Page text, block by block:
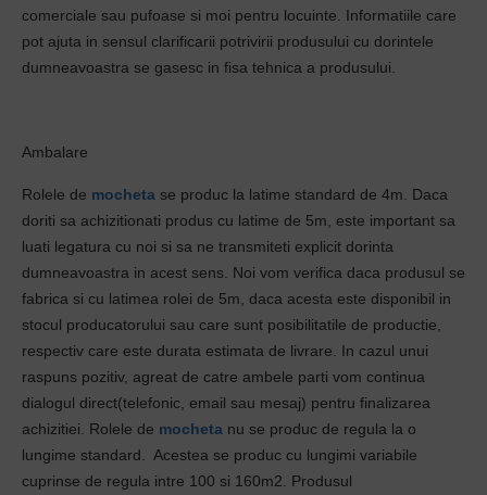
comerciale sau pufoase si moi pentru locuinte. Informatiile care
pot ajuta in sensul clarificarii potrivirii produsului cu dorintele
dumneavoastra se gasesc in fisa tehnica a produsului.
Ambalare
Rolele de mocheta se produc la latime standard de 4m. Daca
doriti sa achizitionati produs cu latime de 5m, este important sa
luati legatura cu noi si sa ne transmiteti explicit dorinta
dumneavoastra in acest sens. Noi vom verifica daca produsul se
fabrica si cu latimea rolei de 5m, daca acesta este disponibil in
stocul producatorului sau care sunt posibilitatile de productie,
respectiv care este durata estimata de livrare. In cazul unui
raspuns pozitiv, agreat de catre ambele parti vom continua
dialogul direct(telefonic, email sau mesaj) pentru finalizarea
achizitiei. Rolele de mocheta nu se produc de regula la o
lungime standard. Acestea se produc cu lungimi variabile
cuprinse de regula intre 100 si 160m2. Produsul